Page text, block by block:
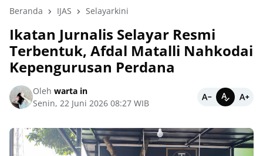
Beranda IJAS Selayarkini
‎Ikatan Jurnalis Selayar Resmi
Terbentuk, Afdal Matalli Nahkodai
Kepengurusan Perdana
Oleh warta in
Senin, 22 Juni 2026 08:27 WIB